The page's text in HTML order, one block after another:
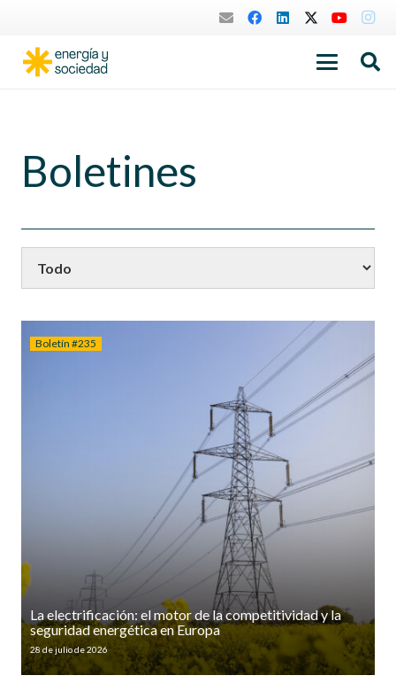
Boletines
Boletín #235
La electrificación: el motor de la competitividad y la
seguridad energética en Europa
28 de julio de 2026